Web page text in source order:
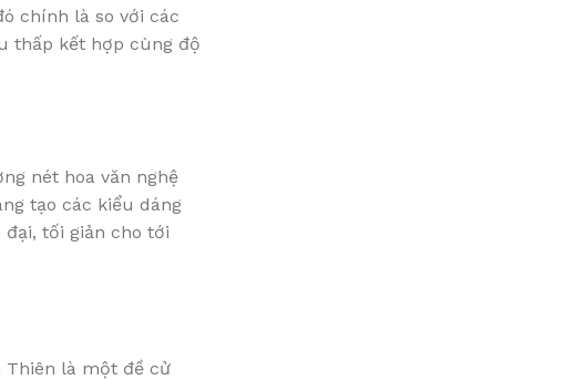
chính là so với các
thấp kết hợp cùng độ
nét hoa văn nghệ
tạo các kiểu dáng
tối giản cho tới
Thiên là một đề cử